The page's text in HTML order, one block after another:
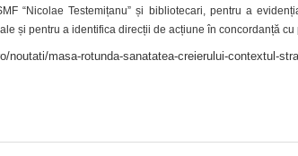
“Nicolae Testemițanu” și bibliotecari, pentru a
și pentru a identifica direcții de acțiune în concordanță
noutati/masa-rotunda-sanatatea-creierului-contextul-